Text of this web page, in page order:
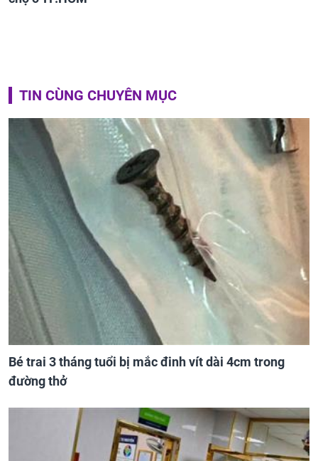
TIN CÙNG CHUYÊN MỤC
Bé trai 3 tháng tuổi bị mắc đinh vít dài 4cm trong
đường thở